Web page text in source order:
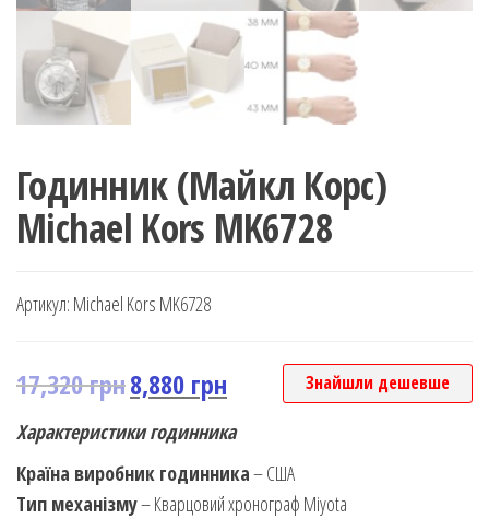
Годинник (Майкл Корс)
Michael Kors MK6728
Артикул: Michael Kors MK6728
17,320грн8,880 грн Знайшли дешевше
Характеристики годинника
Країна виробник годинника– США
Тип механізму– Кварцовий хронограф Miyota